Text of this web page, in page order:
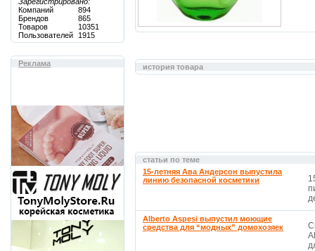
Компаний
894
Брендов
865
Товаров
10351
Пользователей
1915
Реклама история товара
статьи по теме
15-летняя Ава Андерсон выпустила
линию безопасной косметики
Alberto Aspesi выпустил моющие
средства для “модных” домохозяек